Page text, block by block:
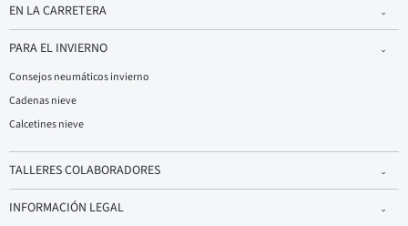
EN LA CARRETERA
PARA EL INVIERNO
Consejos neumáticos invierno
Cadenas nieve
Calcetines nieve
TALLERES COLABORADORES
INFORMACIÓN LEGAL